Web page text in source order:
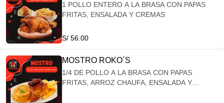
1 POLLO ENTERO A LA BRASA CON PAPAS
FRITAS, ENSALADA Y CREMAS
S/ 56.00
MOSTRO ROKO´S
1/4 DE POLLO A LA BRASA CON PAPAS
FRITAS, ARROZ CHAUFA, ENSALADA Y